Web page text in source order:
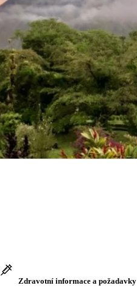
Zdravotní informace a požadavky